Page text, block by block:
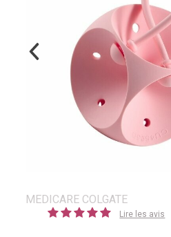
MEDICARE COLGATE
Lire les avis